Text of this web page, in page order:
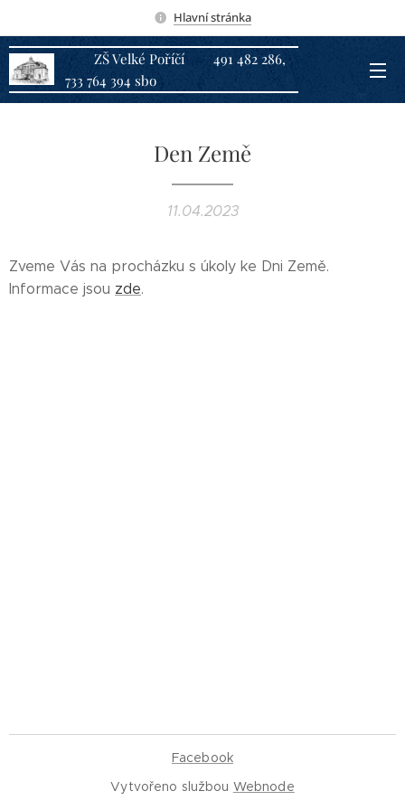
Hlavní stránka
ZŠ Velké Poříčí 491 482 286,
733 764 394 sbo
Den Země
11.04.2023
Zveme Vás na procházku s úkoly ke Dni Země.
Informace jsou zde.
Facebook
Vytvořeno službou Webnode